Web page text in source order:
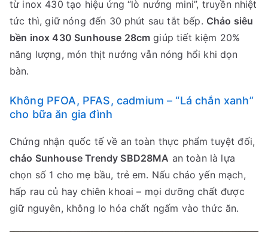
từ inox 430 tạo hiệu ứng “lò nướng mini”, truyền nhiệt
tức thì, giữ nóng đến 30 phút sau tắt bếp. Chảo siêu
bền inox 430 Sunhouse 28cm giúp tiết kiệm 20%
năng lượng, món thịt nướng vẫn nóng hổi khi dọn
bàn.
Không PFOA, PFAS, cadmium – “Lá chắn xanh”
cho bữa ăn gia đình
Chứng nhận quốc tế về an toàn thực phẩm tuyệt đối,
chảo Sunhouse Trendy SBD28MA an toàn là lựa
chọn số 1 cho mẹ bầu, trẻ em. Nấu cháo yến mạch,
hấp rau củ hay chiên khoai – mọi dưỡng chất được
giữ nguyên, không lo hóa chất ngấm vào thức ăn.